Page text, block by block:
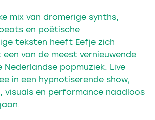
mix van dromerige synths,
en poëtische
teksten heeft Eefje zich
van de meest vernieuwende
popmuziek. Live
in een hypnotiserende show,
visuals en performance naadloos